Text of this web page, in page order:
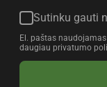
Sutinku gauti
El. paštas
daugiau privatumo